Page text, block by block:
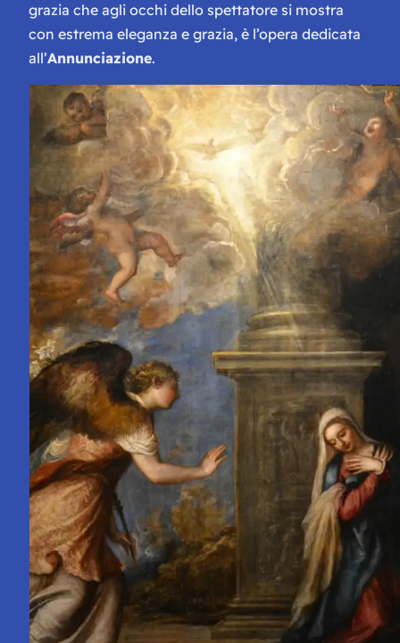
grazia che agli occhi dello spettatore si mostra
con estrema eleganza e grazia, è l’opera dedicata
all’Annunciazione.